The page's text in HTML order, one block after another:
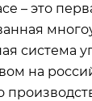
– это
система
на